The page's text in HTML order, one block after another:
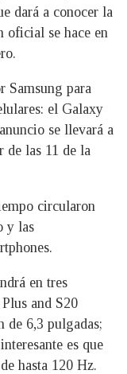
dará a conocer la
oficial se hace en
Samsung para
el Galaxy
se llevará a
de las 11 de la
circularon
y las
en tres
and S20
de 6,3 pulgadas;
es que
hasta 120 Hz.